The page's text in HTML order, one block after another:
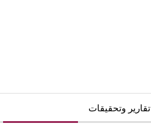
تقارير وتحقيقات